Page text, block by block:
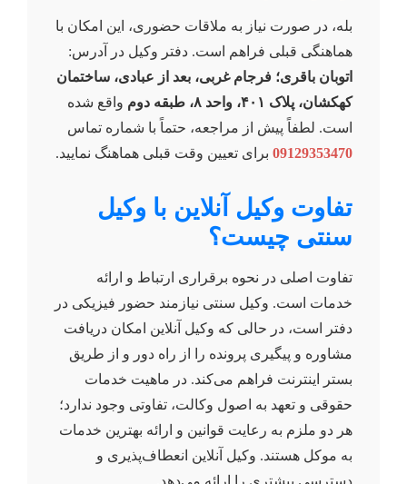
بله، در صورت نیاز به ملاقات حضوری، این امکان با
هماهنگی قبلی فراهم است. دفتر وکیل در آدرس:
اتوبان باقری؛ فرجام غربی، بعد از عبادی، ساختمان
کهکشان، پلاک ۴۰۱، واحد ۸، طبقه دوم
واقع شده
است. لطفاً پیش از مراجعه، حتماً با شماره تماس
09129353470 برای تعیین وقت قبلی هماهنگ نمایید.
تفاوت وکیل آنلاین با وکیل
سنتی چیست؟
تفاوت اصلی در نحوه برقراری ارتباط و ارائه
خدمات است. وکیل سنتی نیازمند حضور فیزیکی در
دفتر است، در حالی که وکیل آنلاین امکان دریافت
مشاوره و پیگیری پرونده را از راه دور و از طریق
بستر اینترنت فراهم می‌کند. در ماهیت خدمات
حقوقی و تعهد به اصول وکالت، تفاوتی وجود ندارد؛
هر دو ملزم به رعایت قوانین و ارائه بهترین خدمات
به موکل هستند. وکیل آنلاین انعطاف‌پذیری و
دسترسی بیشتری را ارائه می‌دهد.